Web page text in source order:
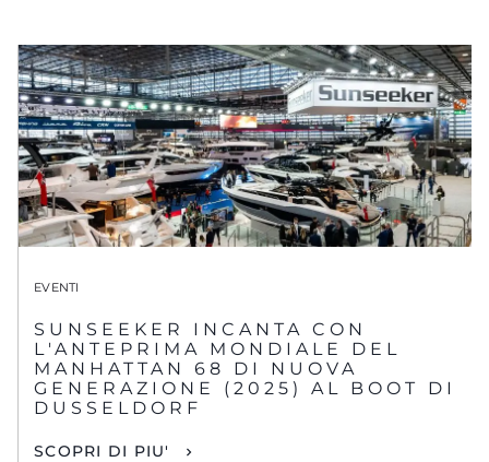
EVENTI
SUNSEEKER INCANTA CON
L'ANTEPRIMA MONDIALE DEL
MANHATTAN 68 DI NUOVA
GENERAZIONE (2025) AL BOOT DI
DUSSELDORF
SCOPRI DI PIU'